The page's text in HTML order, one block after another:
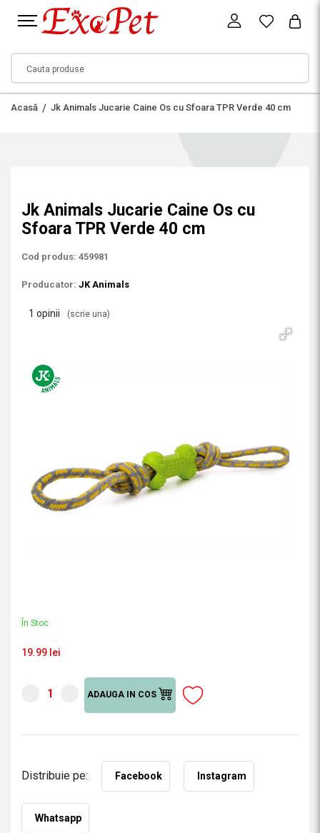
Acasă Jk Animals Jucarie Caine Os cu Sfoara TPR Verde 40 cm
Jk Animals Jucarie Caine Os cu
Sfoara TPR Verde 40 cm
Cod produs: 459981
Producator: JK Animals
1 opinii (scrie una)
În Stoc
19.99 lei
ADAUGA IN COS
Distribuie pe: Facebook Instagram
Whatsapp